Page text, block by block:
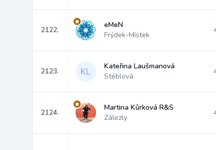
2122.
eMeN
Frýdek-Místek
2123.
Kateřina Laušmanová
Stéblová
2124.
Martina Kůrková R&S
Zálezly